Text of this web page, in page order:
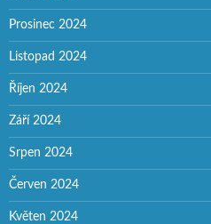
Prosinec 2024
Listopad 2024
Říjen 2024
Září 2024
Srpen 2024
Červen 2024
Květen 2024